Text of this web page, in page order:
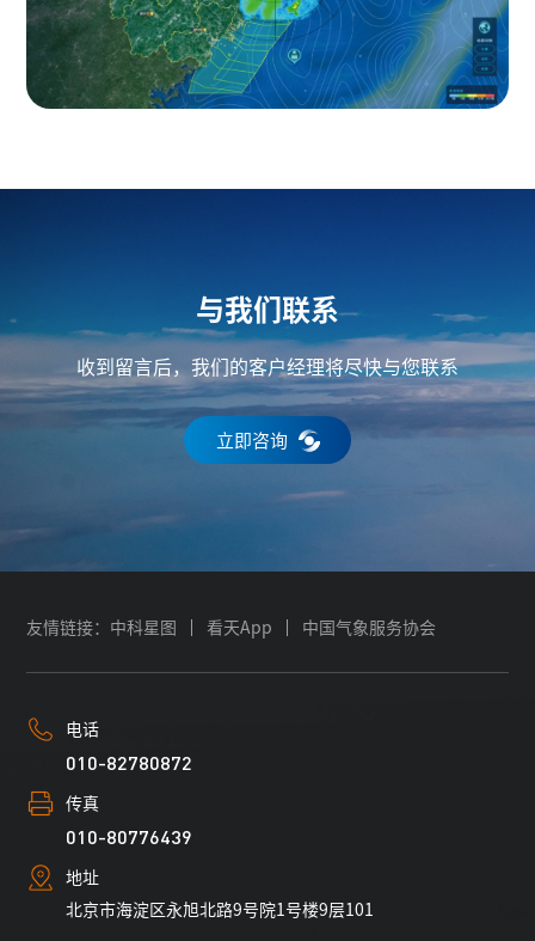
与我们联系
收到留言后，我们的客户经理将尽快与您联系
立即咨询
友情链接： 中科星图 看天App 中国气象服务协会
电话
010-82780872
传真
010-80776439
地址
北京市海淀区永旭北路9号院1号楼9层101